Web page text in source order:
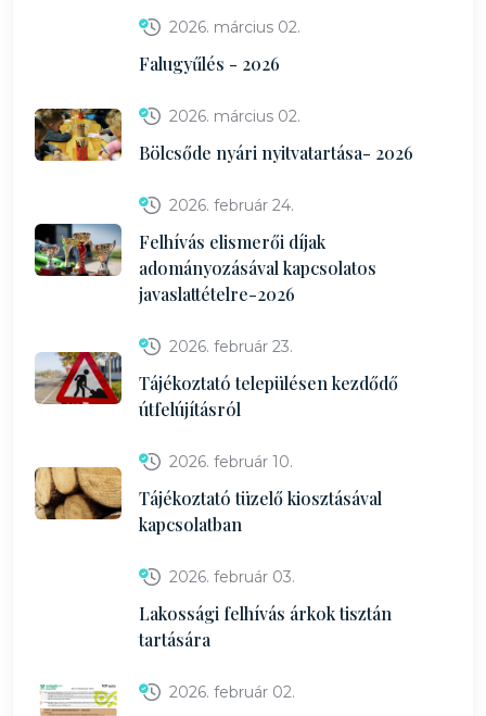
2026. március 02.
Falugyűlés - 2026
2026. március 02.
Bölcsőde nyári nyitvatartása- 2026
2026. február 24.
Felhívás elismerői díjak
adományozásával kapcsolatos
javaslattételre-2026
2026. február 23.
Tájékoztató településen kezdődő
útfelújításról
2026. február 10.
Tájékoztató tüzelő kiosztásával
kapcsolatban
2026. február 03.
Lakossági felhívás árkok tisztán
tartására
2026. február 02.